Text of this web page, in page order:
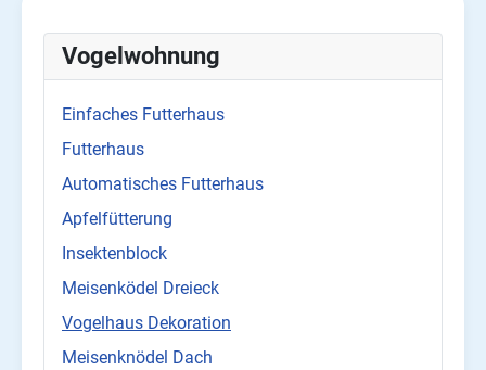
Vogelwohnung
Einfaches Futterhaus
Futterhaus
Automatisches Futterhaus
Apfelfütterung
Insektenblock
Meisenködel Dreieck
Vogelhaus Dekoration
Meisenknödel Dach